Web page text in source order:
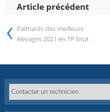
Article précédent
‹ Palmarès des meilleurs
élevages 2021 en TP brut